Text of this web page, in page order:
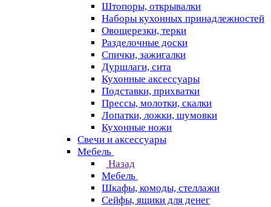
Штопоры, открывалки
Наборы кухонных принадлежностей
Овощерезки, терки
Разделочные доски
Спички, зажигалки
Дуршлаги, сита
Кухонные аксессуары
Подставки, прихватки
Прессы, молотки, скалки
Лопатки, ложки, шумовки
Кухонные ножи
Свечи и аксессуары
Мебель
Назад
Мебель
Шкафы, комоды, стеллажи
Сейфы, ящики для денег